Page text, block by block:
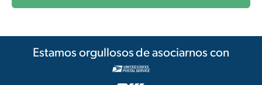
Estamos orgullosos de asociarnos con